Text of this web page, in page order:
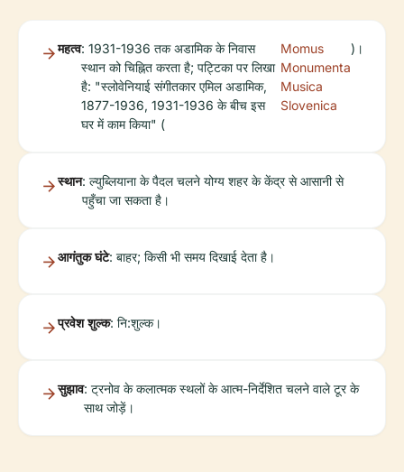
महत्व: 1931-1936 तक अडामिक के निवास
स्थान को चिह्नित करता है; पट्टिका पर लिखा
है: "स्लोवेनियाई संगीतकार एमिल अडामिक,
1877-1936, 1931-1936 के बीच इस
घर में काम किया" (
Momus
Monumenta
Musica
Slovenica
)।
स्थान: ल्युब्लियाना के पैदल चलने योग्य शहर के केंद्र से आसानी से
पहुँचा जा सकता है।
आगंतुक घंटे: बाहर; किसी भी समय दिखाई देता है।
प्रवेश शुल्क: नि:शुल्क।
सुझाव: ट्रनोव के कलात्मक स्थलों के आत्म-निर्देशित चलने वाले टूर के
साथ जोड़ें।